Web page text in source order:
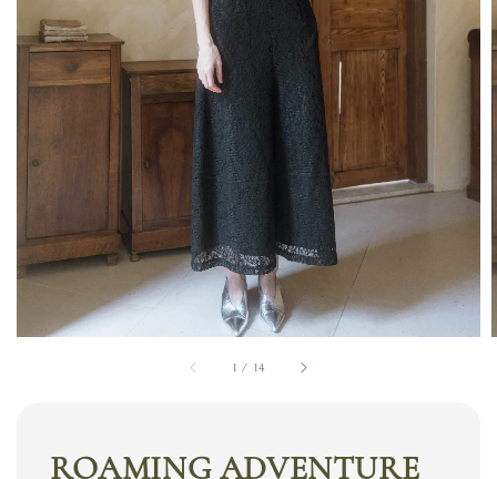
1 / 14
ROAMING ADVENTURE